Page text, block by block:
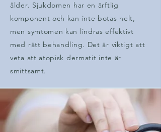
ålder. Sjukdomen har en ärftlig
komponent och kan inte botas helt,
men symtomen kan lindras effektivt
med rätt behandling. Det är viktigt att
veta att atopisk dermatit inte är
smittsamt.